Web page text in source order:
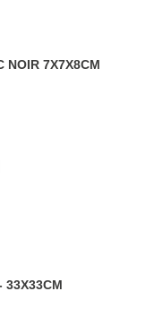
NOIR 7X7X8CM
33X33CM